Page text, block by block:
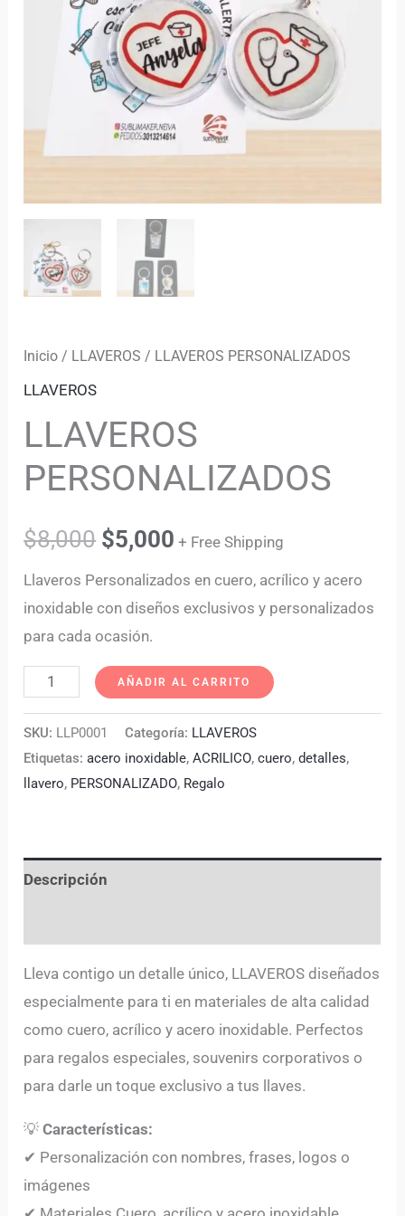
Inicio / LLAVEROS / LLAVEROS PERSONALIZADOS
LLAVEROS
LLAVEROS
PERSONALIZADOS
$8,000 $5,000 + Free Shipping
Llaveros Personalizados en cuero, acrílico y acero
inoxidable con diseños exclusivos y personalizados
para cada ocasión.
AÑADIR AL CARRITO
SKU: LLP0001 Categoría: LLAVEROS
Etiquetas:acero inoxidable,ACRILICO,cuero,detalles,
llavero, PERSONALIZADO, Regalo
Descripción
Lleva contigo un detalle único, LLAVEROS diseñados
especialmente para ti en materiales de alta calidad
como cuero, acrílico y acero inoxidable. Perfectos
para regalos especiales, souvenirs corporativos o
para darle un toque exclusivo a tus llaves.
💡Características:
✔ Personalización con nombres, frases, logos o
imágenes